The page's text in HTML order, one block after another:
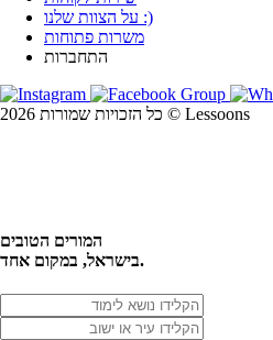
על הצוות שלנו :)
משרות פתוחות
התחברות
כל הזכויות שמורות 2026 © Lessoons
המורים הטובים
בישראל, במקום אחד.